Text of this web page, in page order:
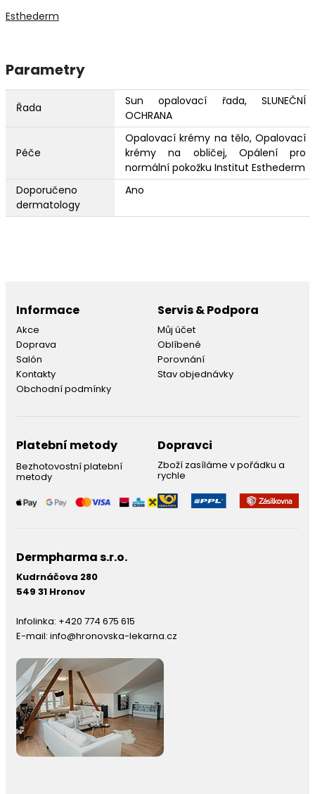
Esthederm
Parametry
Řada
Sun opalovací řada, SLUNEČNÍ
OCHRANA
Péče
Opalovací krémy na tělo, Opalovací
krémy na obličej, Opálení pro
normální pokožku Institut Esthederm
Doporučeno
dermatology
Ano
Informace
Akce
Doprava
Salón
Kontakty
Obchodní podmínky
Servis & Podpora
Můj účet
Oblíbené
Porovnání
Stav objednávky
Platební metody
Bezhotovostní platební
metody
Dopravci
Zboží zasíláme v pořádku a
rychle
Dermpharma s.r.o.
Kudrnáčova 280
549 31 Hronov
Infolinka: +420 774 675 615
E-mail: info@hronovska-lekarna.cz